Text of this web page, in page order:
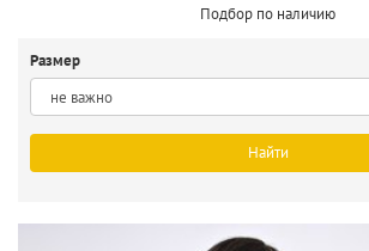
Подбор по наличию
Размер